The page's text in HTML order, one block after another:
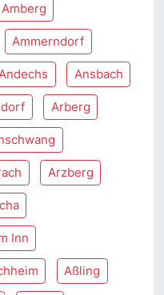
Amberg
Ammerndorf
Ansbach
Arberg
Arzberg
Inn
Aßling